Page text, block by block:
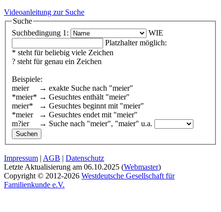
Videoanleitung zur Suche
Suche
Suchbedingung 1:
WIE
Platzhalter möglich:
* steht für beliebig viele Zeichen
? steht für genau ein Zeichen
Beispiele:
meier → exakte Suche nach "meier"
*meier* → Gesuchtes enthält "meier"
meier* → Gesuchtes beginnt mit "meier"
*meier → Gesuchtes endet mit "meier"
m?ier → Suche nach "meier", "maier" u.a.
Impressum | AGB | Datenschutz
Letzte Aktualisierung am 06.10.2025 (Webmaster)
Copyright © 2012-2026 Westdeutsche Gesellschaft für
Familienkunde e.V.